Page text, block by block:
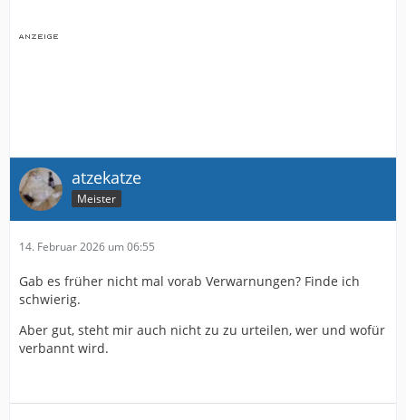
Und zur restlichen Diskussion: Atmet
atzekatze
Meister
14. Februar 2026 um 06:55
Gab es früher nicht mal vorab Verwarnungen? Finde ich
schwierig.
Aber gut, steht mir auch nicht zu zu urteilen, wer und wofür
verbannt wird.